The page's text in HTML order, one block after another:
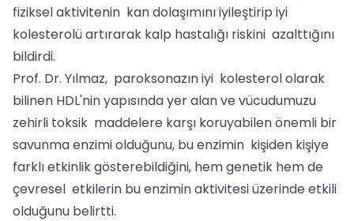
fiziksel aktivitenin kan dolaşımını iyileştirip iyi
kolesterolü artırarak kalp hastalığı riskini azalttığını
bildirdi.
Prof. Dr. Yılmaz, paroksonazın iyi kolesterol olarak
bilinen HDL'nin yapısında yer alan ve vücudumuzu
zehirli toksik maddelere karşı koruyabilen önemli bir
savunma enzimi olduğunu, bu enzimin kişiden kişiye
farklı etkinlik gösterebildiğini, hem genetik hem de
çevresel etkilerin bu enzimin aktivitesi üzerinde etkili
olduğunu belirtti.